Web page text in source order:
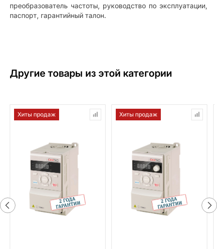
преобразователь частоты, руководство по эксплуатации,
паспорт, гарантийный талон.
Другие товары из этой категории
Хиты продаж Хиты продаж